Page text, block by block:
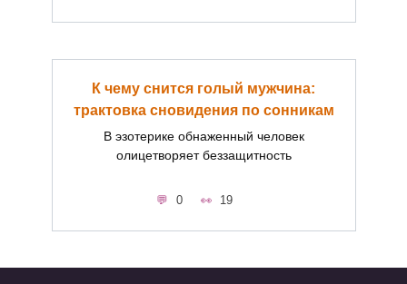
К чему снится голый мужчина:
трактовка сновидения по сонникам
В эзотерике обнаженный человек
олицетворяет беззащитность
0 19